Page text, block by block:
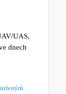
UAS,
dnech